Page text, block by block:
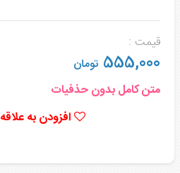
قیمت :
555,000 تومان
متن کامل بدون حذفیات
افزودن به